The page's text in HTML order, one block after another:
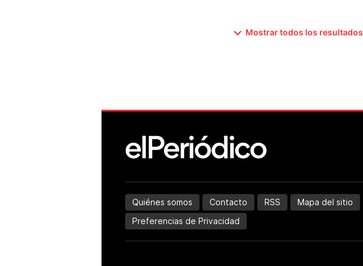
Mostrar todos los resultados
Quiénes somos Contacto RSS Mapa del sitio
Preferencias de Privacidad